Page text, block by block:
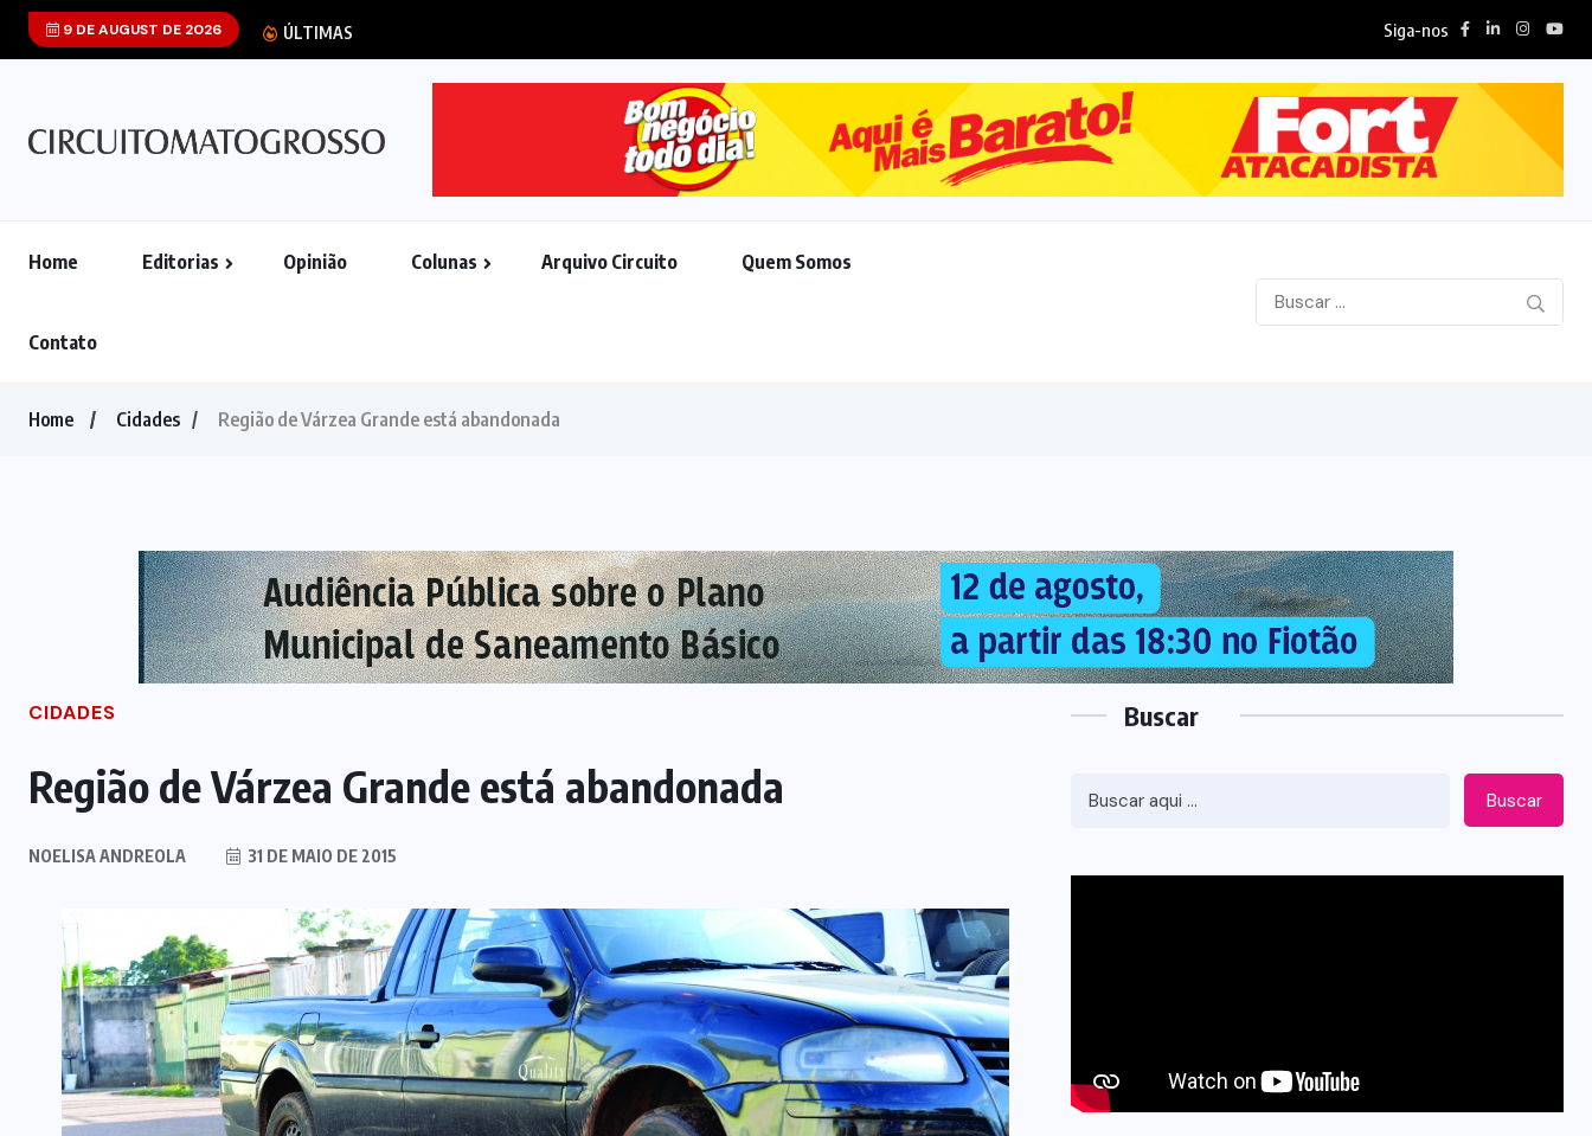
9 DE AUGUST DE 2026 ÚLTIMAS Siga-nos
Home Editorias Opinião Colunas Arquivo Circuito Quem Somos
Contato
Home Cidades Região de Várzea Grande está abandonada
CIDADES
Região de Várzea Grande está abandonada
NOELISA ANDREOLA 31 DE MAIO DE 2015
Buscar
Buscar